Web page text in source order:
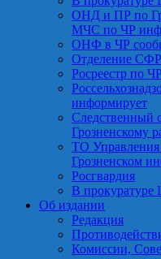
ОНД и ПР по
МЧС по ЧР
ОНФ в ЧР
Отделение
Росреестр по
информирует
Следственный
Грозненскому
ТО Управления
Грозненском
Росгвардия
В прокуратуре
Об издании
Редакция
Комиссии,